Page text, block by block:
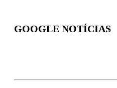
GOOGLE NOTÍCIAS